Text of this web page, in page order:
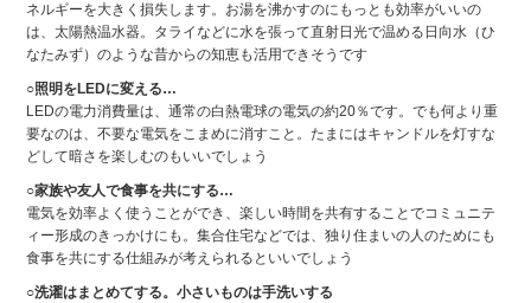
ネルギーを大きく損失します。お湯を沸かすのにもっとも効率がいいの
は、太陽熱温水器。タライなどに水を張って直射日光で温める日向水（ひ
なたみず）のような昔からの知恵も活用できそうです
○照明をLEDに変える…
LEDの電力消費量は、通常の白熱電球の電気の約20％です。でも何より重
要なのは、不要な電気をこまめに消すこと。たまにはキャンドルを灯すな
どして暗さを楽しむのもいいでしょう
○家族や友人で食事を共にする…
電気を効率よく使うことができ、楽しい時間を共有することでコミュニテ
ィー形成のきっかけにも。集合住宅などでは、独り住まいの人のためにも
食事を共にする仕組みが考えられるといいでしょう
○洗濯はまとめてする。小さいものは手洗いする